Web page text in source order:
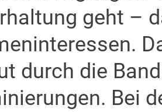
geht –
durch die
Bei